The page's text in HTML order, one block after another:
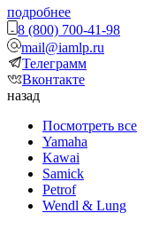
подробнее
8 (800) 700-41-98
mail@iamlp.ru
Телеграмм
Вконтакте
назад
Посмотреть все
Yamaha
Kawai
Samick
Petrof
Wendl & Lung